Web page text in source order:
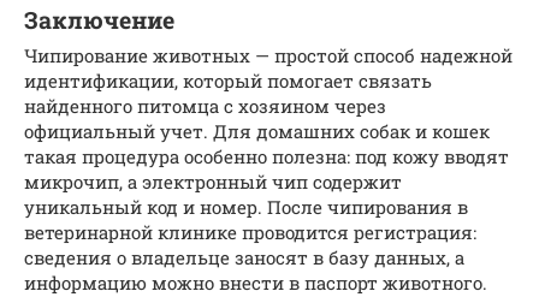
Заключение
Чипирование животных — простой способ надежной
идентификации, который помогает связать
найденного питомца с хозяином через
официальный учет. Для домашних собак и кошек
такая процедура особенно полезна: под кожу вводят
микрочип, а электронный чип содержит
уникальный код и номер. После чипирования в
ветеринарной клинике проводится регистрация:
сведения о владельце заносят в базу данных, а
информацию можно внести в паспорт животного.